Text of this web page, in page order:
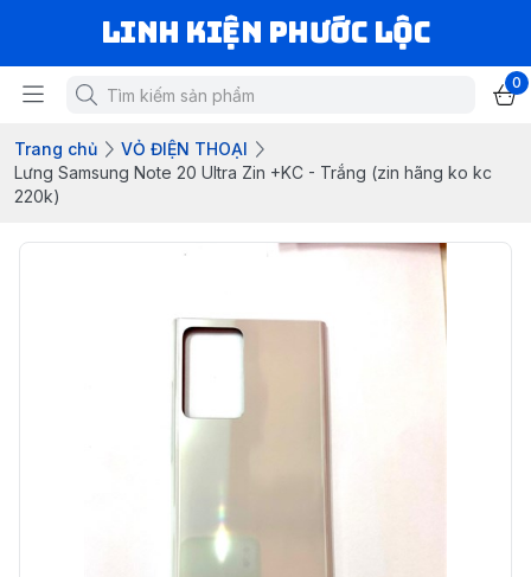
LINH KIỆN PHƯỚC LỘC
0
Trang chủ
VỎ ĐIỆN THOẠI
Lưng Samsung Note 20 Ultra Zin +KC - Trắng (zin hãng ko kc
220k)